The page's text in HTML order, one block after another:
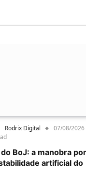
Rodrix Digital
07/08/2026
BoJ: a manobra por
artificial do